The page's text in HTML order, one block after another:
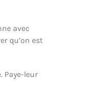
avec
qu’on est
Paye-leur